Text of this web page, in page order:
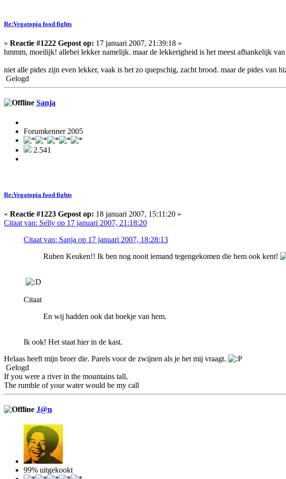
Re:Vegatopia food fights
« Reactie #1222 Gepost op: 17 januari 2007, 21:39:18 »
hmmm, moeilijk! allebei lekker namelijk. maar de lekkerigheid is het meest afhankelijk van
niet alle pides zijn even lekker, vaak is het zo quepschig, zacht brood. maar de pides van
Gelogd
Sanja
Forumkenner 2005
2.541
Re:Vegatopia food fights
« Reactie #1223 Gepost op: 18 januari 2007, 15:11:20 »
Citaat van: Selly op 17 januari 2007, 21:18:20
Citaat van: Sanja op 17 januari 2007, 18:28:13
Ruben Keuken!! Ik ben nog nooit iemand tegengekomen die hem ook kent!
Citaat
En wij hadden ook dat boekje van hem.
Ik ook! Het staat hier in de kast.
Helaas heeft mijn broer die. Parels voor de zwijnen als je het mij vraagt.
Gelogd
If you were a river in the mountains tall,
The rumble of your water would be my call
J@n
99% uitgekookt